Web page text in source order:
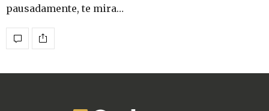
pausadamente, te mira…